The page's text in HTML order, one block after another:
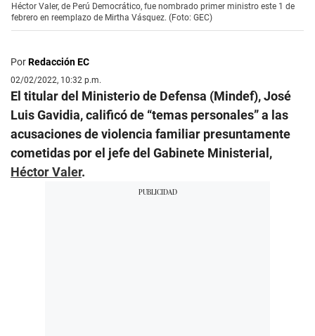
Héctor Valer, de Perú Democrático, fue nombrado primer ministro este 1 de
febrero en reemplazo de Mirtha Vásquez. (Foto: GEC)
PorRedacción EC
02/02/2022, 10:32 p.m.
El titular del Ministerio de Defensa (Mindef), José
Luis Gavidia, calificó de “temas personales” a las
acusaciones de violencia familiar presuntamente
cometidas por el jefe del Gabinete Ministerial,
Héctor Valer.